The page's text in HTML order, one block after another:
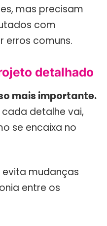
mas precisam
com
erros comuns.
detalhado
mais importante.
cada detalhe vai,
se encaixa no
mudanças
entre os